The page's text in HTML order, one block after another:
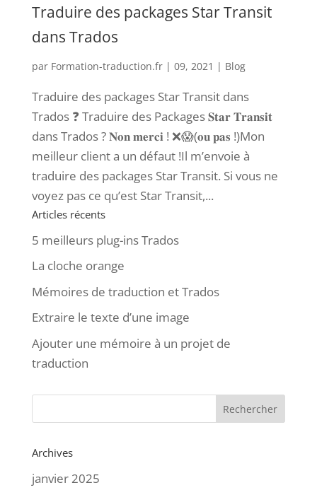
Traduire des packages Star Transit
dans Trados
par Formation-traduction.fr| 09, 2021 | Blog
Traduire des packages Star Transit dans
Trados ❓ Traduire des Packages 𝐒𝐭𝐚𝐫 𝐓𝐫𝐚𝐧𝐬𝐢𝐭
dans Trados ? 𝐍𝐨𝐧 𝐦𝐞𝐫𝐜𝐢 ! ❌😱(𝐨𝐮 𝐩𝐚𝐬 !)Mon
meilleur client a un défaut !Il m’envoie à
traduire des packages Star Transit. Si vous ne
voyez pas ce qu’est Star Transit,...
Articles récents
5 meilleurs plug-ins Trados
La cloche orange
Mémoires de traduction et Trados
Extraire le texte d’une image
Ajouter une mémoire à un projet de
traduction
Archives
janvier 2025